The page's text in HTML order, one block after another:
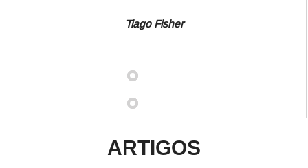
Tiago Fisher
ARTIGOS